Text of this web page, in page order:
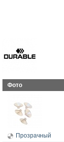
Фото
Прозрачный